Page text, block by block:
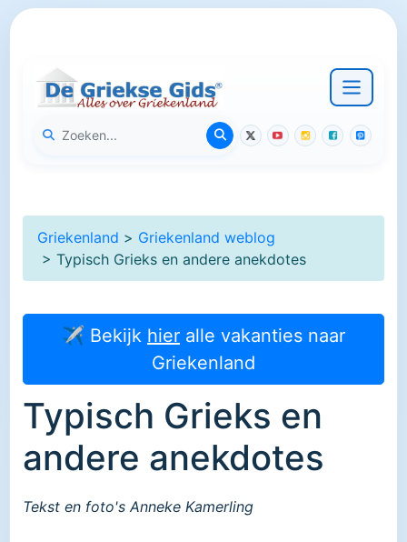
Griekenland > Griekenland weblog
> Typisch Grieks en andere anekdotes
✈ Bekijk hier alle vakanties naar
Griekenland
Typisch Grieks en
andere anekdotes
Tekst en foto's Anneke Kamerling